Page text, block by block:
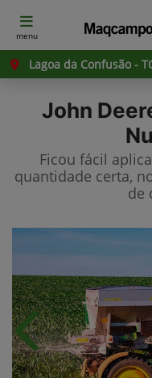
menu
Lagoa da Confusão -
John
Ficou fácil
quantidade certa,
de
Anterior